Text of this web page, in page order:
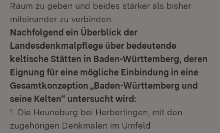
Raum zu geben und beides stärker als bisher
miteinander zu verbinden.
Nachfolgend ein Überblick der
Landesdenkmalpflege über bedeutende
keltische Stätten in Baden-Württemberg, deren
Eignung für eine mögliche Einbindung in eine
Gesamtkonzeption „Baden-Württemberg und
seine Kelten“ untersucht wird:
1. Die Heuneburg bei Herbertingen, mit den
zugehörigen Denkmalen im Umfeld